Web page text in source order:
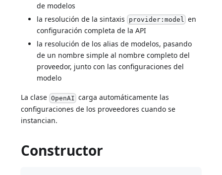
de modelos
la resolución de la sintaxis provider:model en
configuración completa de la API
la resolución de los alias de modelos, pasando
de un nombre simple al nombre completo del
proveedor, junto con las configuraciones del
modelo
La clase OpenAI carga automáticamente las
configuraciones de los proveedores cuando se
instancian.
Constructor